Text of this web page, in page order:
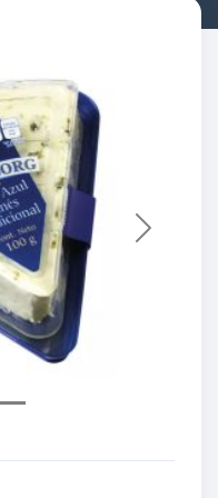
Next